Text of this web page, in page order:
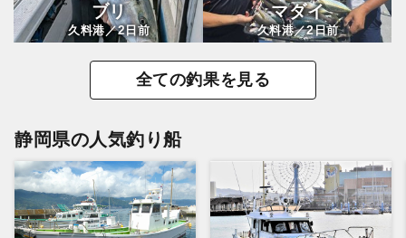
ブリ
久料港／2日前
マダイ
久料港／2日前
全ての釣果を見る
静岡県の人気釣り船